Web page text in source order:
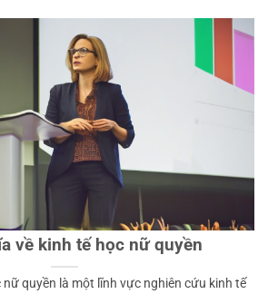
về kinh tế học nữ quyền
nữ quyền là một lĩnh vực nghiên cứu kinh tế